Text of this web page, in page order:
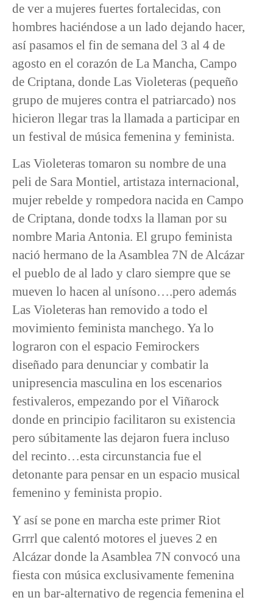
de ver a mujeres fuertes fortalecidas, con
hombres haciéndose a un lado dejando hacer,
así pasamos el fin de semana del 3 al 4 de
agosto en el corazón de La Mancha, Campo
de Criptana, donde Las Violeteras (pequeño
grupo de mujeres contra el patriarcado) nos
hicieron llegar tras la llamada a participar en
un festival de música femenina y feminista.
Las Violeteras tomaron su nombre de una
peli de Sara Montiel, artistaza internacional,
mujer rebelde y rompedora nacida en Campo
de Criptana, donde todxs la llaman por su
nombre Maria Antonia. El grupo feminista
nació hermano de la Asamblea 7N de Alcázar
el pueblo de al lado y claro siempre que se
mueven lo hacen al unísono….pero además
Las Violeteras han removido a todo el
movimiento feminista manchego. Ya lo
lograron con el espacio Femirockers
diseñado para denunciar y combatir la
unipresencia masculina en los escenarios
festivaleros, empezando por el Viñarock
donde en principio facilitaron su existencia
pero súbitamente las dejaron fuera incluso
del recinto…esta circunstancia fue el
detonante para pensar en un espacio musical
femenino y feminista propio.
Y así se pone en marcha este primer Riot
Grrrl que calentó motores el jueves 2 en
Alcázar donde la Asamblea 7N convocó una
fiesta con música exclusivamente femenina
en un bar-alternativo de regencia femenina el